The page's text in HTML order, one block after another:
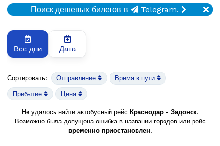
Поиск дешевых билетов в Telegram.
Все дни Дата
Сортировать: Отправление Время в пути
Прибытие Цена
Не удалось найти автобусный рейс Краснодар - Задонск.
Возможно была допущена ошибка в названии городов или рейс
временно приостановлен.